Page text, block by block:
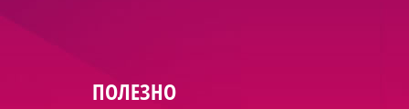
ПОЛЕЗНО